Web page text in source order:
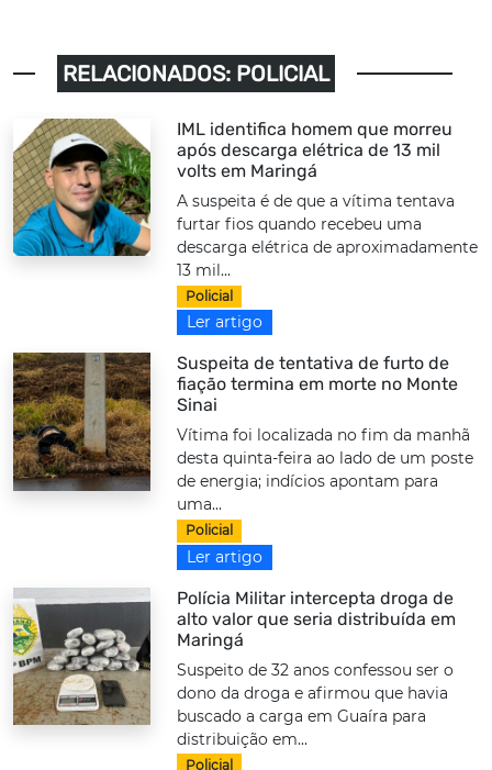
RELACIONADOS: POLICIAL
IML identifica homem que morreu
após descarga elétrica de 13 mil
volts em Maringá
A suspeita é de que a vítima tentava
furtar fios quando recebeu uma
descarga elétrica de aproximadamente
13 mil...
Policial
Ler artigo
Suspeita de tentativa de furto de
fiação termina em morte no Monte
Sinai
Vítima foi localizada no fim da manhã
desta quinta-feira ao lado de um poste
de energia; indícios apontam para
uma...
Policial
Ler artigo
Polícia Militar intercepta droga de
alto valor que seria distribuída em
Maringá
Suspeito de 32 anos confessou ser o
dono da droga e afirmou que havia
buscado a carga em Guaíra para
distribuição em...
Policial